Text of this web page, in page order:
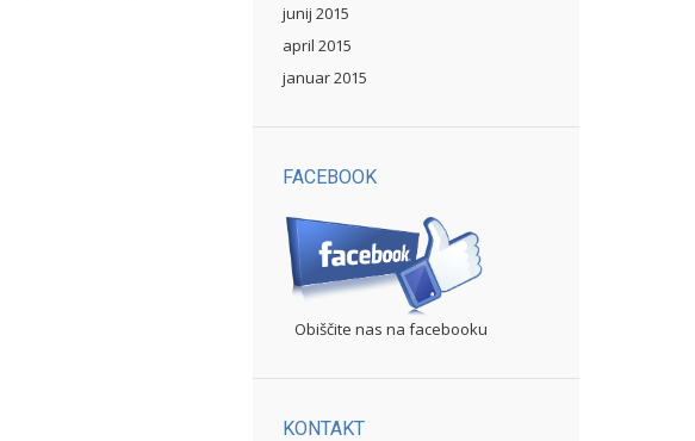
junij 2015
april 2015
januar 2015
FACEBOOK
Obiščite nas na facebooku
KONTAKT